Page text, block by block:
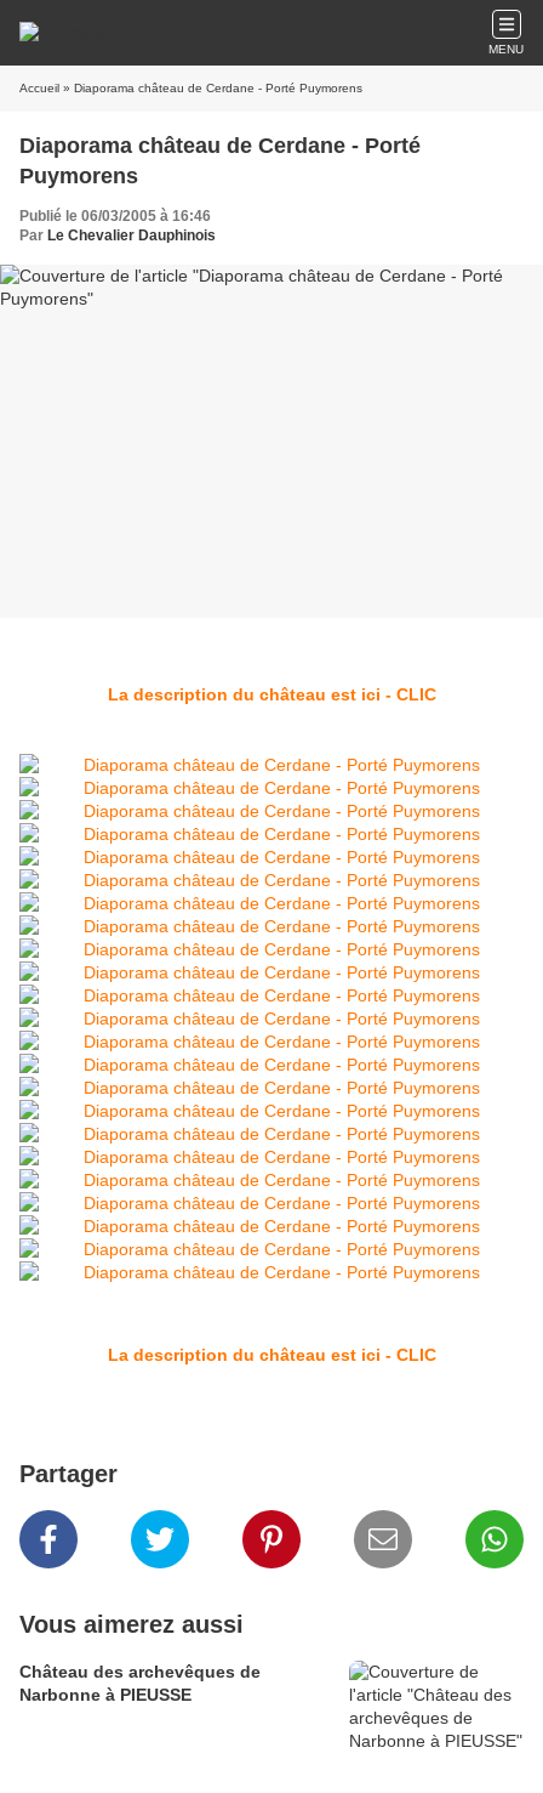
MENU
Accueil » Diaporama château de Cerdane - Porté Puymorens
Diaporama château de Cerdane - Porté
Puymorens
Publié le 06/03/2005 à 16:46
Par Le Chevalier Dauphinois
La description du château est ici - CLIC
La description du château est ici - CLIC
Partager
Vous aimerez aussi
Château des archevêques de
Narbonne à PIEUSSE